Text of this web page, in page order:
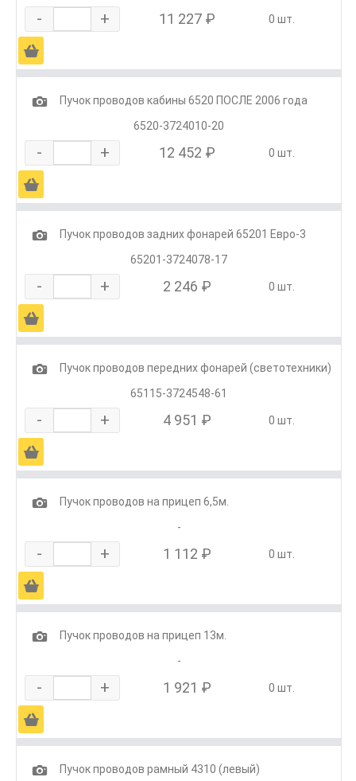
- + 11 227 ₽ 0 шт.
Ä
1
Пучок проводов кабины 6520 ПОСЛЕ 2006 года
6520-3724010-20
- + 12 452 ₽ 0 шт.
Ä
1
Пучок проводов задних фонарей 65201 Евро-3
65201-3724078-17
- + 2 246 ₽ 0 шт.
Ä
1
Пучок проводов передних фонарей (светотехники)
65115-3724548-61
- + 4 951 ₽ 0 шт.
Ä
1
Пучок проводов на прицеп 6,5м.
-
- + 1 112 ₽ 0 шт.
Ä
1
Пучок проводов на прицеп 13м.
-
- + 1 921 ₽ 0 шт.
Ä
1
Пучок проводов рамный 4310 (левый)